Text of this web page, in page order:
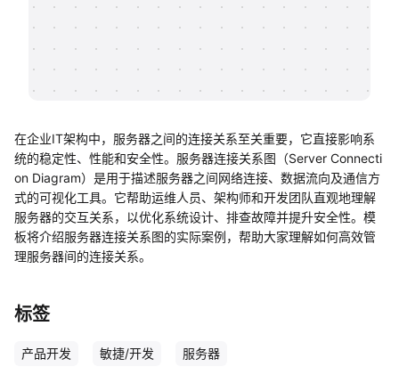
在企业IT架构中，服务器之间的连接关系至关重要，它直接影响系
统的稳定性、性能和安全性。服务器连接关系图（Server Connecti
on Diagram）是用于描述服务器之间网络连接、数据流向及通信方
式的可视化工具。它帮助运维人员、架构师和开发团队直观地理解
服务器的交互关系，以优化系统设计、排查故障并提升安全性。模
板将介绍服务器连接关系图的实际案例，帮助大家理解如何高效管
理服务器间的连接关系。
标签
产品开发 敏捷/开发 服务器